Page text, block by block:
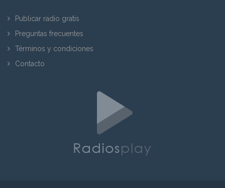
Publicar radio gratis
Preguntas frecuentes
Términos y condiciones
Contacto